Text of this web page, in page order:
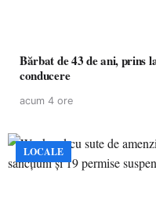
Bărbat de 43 de ani, prins
conducere
acum 4 ore
LOCALE